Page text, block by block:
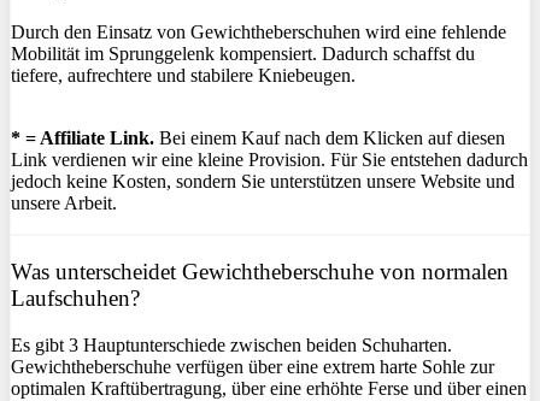
Durch den Einsatz von Gewichtheberschuhen wird eine fehlende
Mobilität im Sprunggelenk kompensiert. Dadurch schaffst du
tiefere, aufrechtere und stabilere Kniebeugen.
* = Affiliate Link. Bei einem Kauf nach dem Klicken auf diesen
Link verdienen wir eine kleine Provision. Für Sie entstehen dadurch
jedoch keine Kosten, sondern Sie unterstützen unsere Website und
unsere Arbeit.
Was unterscheidet Gewichtheberschuhe von normalen
Laufschuhen?
Es gibt 3 Hauptunterschiede zwischen beiden Schuharten.
Gewichtheberschuhe verfügen über eine extrem harte Sohle zur
optimalen Kraftübertragung, über eine erhöhte Ferse und über einen